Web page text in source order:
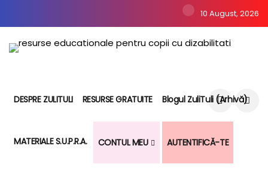
10 August, 2026
DESPRE ZULITULI RESURSE GRATUITE Blogul ZuliTuli (arhivă)
MATERIALE S.U.P.R.A. CONTUL MEU AUTENTIFICĂ-TE